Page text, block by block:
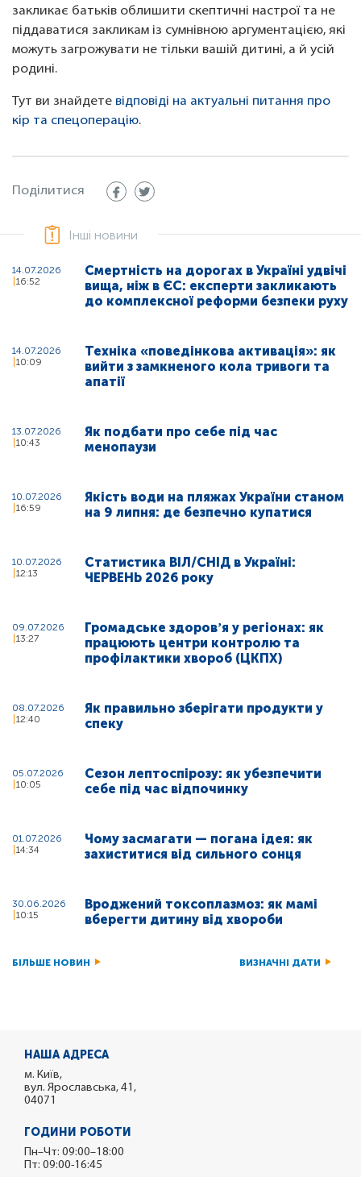
закликає батьків облишити скептичні настрої та не
піддаватися закликам із сумнівною аргументацією, які
можуть загрожувати не тільки вашій дитині, а й усій
родині.
Тут ви знайдете відповіді на актуальні питання про
кір та спецоперацію.
Поділитися
Інші новини
14.07.2026
16:52
Смертність на дорогах в Україні удвічі
вища, ніж в ЄС: експерти закликають
до комплексної реформи безпеки руху
14.07.2026
10:09
Техніка «поведінкова активація»: як
вийти з замкненого кола тривоги та
апатії
13.07.2026
10:43
Як подбати про себе під час
менопаузи
10.07.2026
16:59
Якість води на пляжах України станом
на 9 липня: де безпечно купатися
10.07.2026
12:13
Статистика ВІЛ/СНІД в Україні:
ЧЕРВЕНЬ 2026 року
09.07.2026
13:27
Громадське здоровʼя у регіонах: як
працюють центри контролю та
профілактики хвороб (ЦКПХ)
08.07.2026
12:40
Як правильно зберігати продукти у
спеку
05.07.2026
10:05
Сезон лептоспірозу: як убезпечити
себе під час відпочинку
01.07.2026
14:34
Чому засмагати — погана ідея: як
захиститися від сильного сонця
30.06.2026
10:15
Вроджений токсоплазмоз: як мамі
вберегти дитину від хвороби
БІЛЬШЕ НОВИН ВИЗНАЧНІ ДАТИ
НАША АДРЕСА
м. Київ,
вул. Ярославська, 41,
04071
ГОДИНИ РОБОТИ
Пн–Чт: 09:00–18:00
Пт: 09:00-16:45